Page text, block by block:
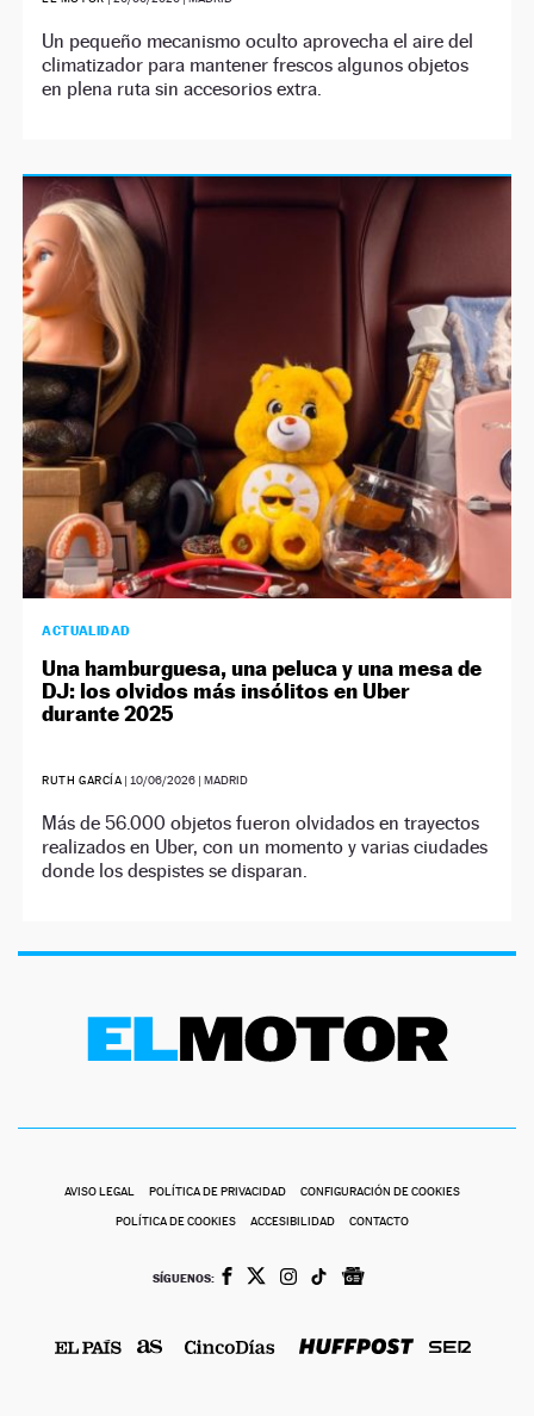
Un pequeño mecanismo oculto aprovecha el aire del
climatizador para mantener frescos algunos objetos
en plena ruta sin accesorios extra.
ACTUALIDAD
Una hamburguesa, una peluca y una mesa de
DJ: los olvidos más insólitos en Uber
durante 2025
RUTH GARCÍA | 10/06/2026 | MADRID
Más de 56.000 objetos fueron olvidados en trayectos
realizados en Uber, con un momento y varias ciudades
donde los despistes se disparan.
AVISO LEGAL POLÍTICA DE PRIVACIDAD CONFIGURACIÓN DE COOKIES
POLÍTICA DE COOKIES ACCESIBILIDAD CONTACTO
SÍGUENOS: